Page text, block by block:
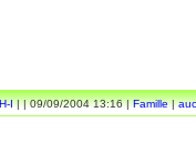
I| | 09/09/2004 13:16 |Famille|